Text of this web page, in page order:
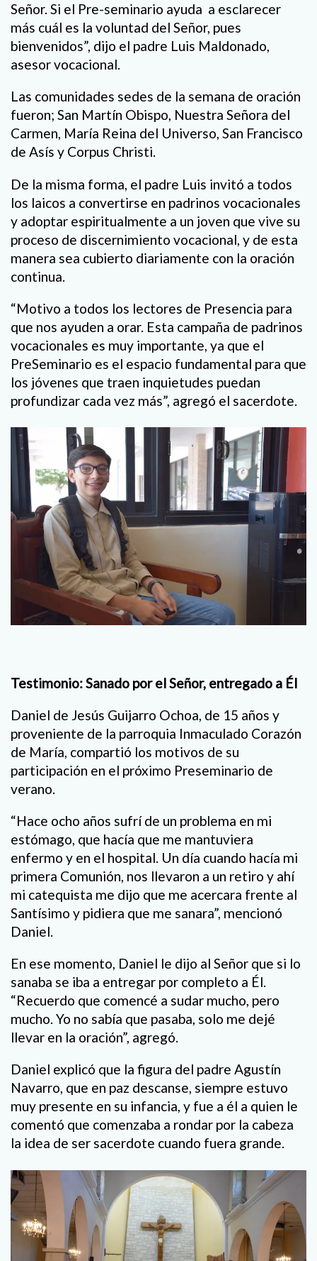
Señor. Si el Pre-seminario ayuda a esclarecer
más cuál es la voluntad del Señor, pues
bienvenidos”, dijo el padre Luis Maldonado,
asesor vocacional.
Las comunidades sedes de la semana de oración
fueron; San Martín Obispo, Nuestra Señora del
Carmen, María Reina del Universo, San Francisco
de Asís y Corpus Christi.
De la misma forma, el padre Luis invitó a todos
los laicos a convertirse en padrinos vocacionales
y adoptar espiritualmente a un joven que vive su
proceso de discernimiento vocacional, y de esta
manera sea cubierto diariamente con la oración
continua.
“Motivo a todos los lectores de Presencia para
que nos ayuden a orar. Esta campaña de padrinos
vocacionales es muy importante, ya que el
PreSeminario es el espacio fundamental para que
los jóvenes que traen inquietudes puedan
profundizar cada vez más”, agregó el sacerdote.
Testimonio: Sanado por el Señor, entregado a Él
Daniel de Jesús Guijarro Ochoa, de 15 años y
proveniente de la parroquia Inmaculado Corazón
de María, compartió los motivos de su
participación en el próximo Preseminario de
verano.
“Hace ocho años sufrí de un problema en mi
estómago, que hacía que me mantuviera
enfermo y en el hospital. Un día cuando hacía mi
primera Comunión, nos llevaron a un retiro y ahí
mi catequista me dijo que me acercara frente al
Santísimo y pidiera que me sanara”, mencionó
Daniel.
En ese momento, Daniel le dijo al Señor que si lo
sanaba se iba a entregar por completo a Él.
“Recuerdo que comencé a sudar mucho, pero
mucho. Yo no sabía que pasaba, solo me dejé
llevar en la oración”, agregó.
Daniel explicó que la figura del padre Agustín
Navarro, que en paz descanse, siempre estuvo
muy presente en su infancia, y fue a él a quien le
comentó que comenzaba a rondar por la cabeza
la idea de ser sacerdote cuando fuera grande.